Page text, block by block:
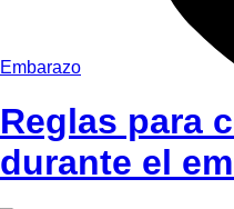
Embarazo
Reglas para
durante el